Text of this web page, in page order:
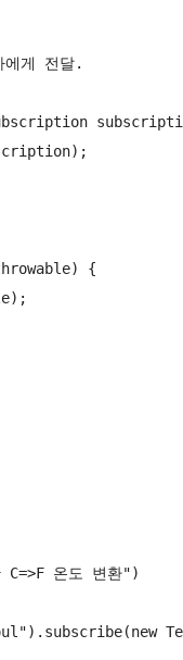
게 전달.
{
온도 변환")